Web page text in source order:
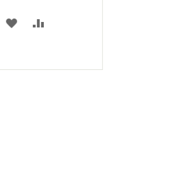
LISTA